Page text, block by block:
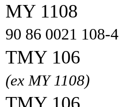
MY 1108
90 86 0021 108-4
TMY 106
(ex MY 1108)